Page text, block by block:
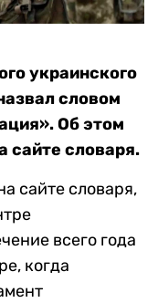
украинского
словом
Об этом
сайте словаря.
сайте словаря,
всего года
когда